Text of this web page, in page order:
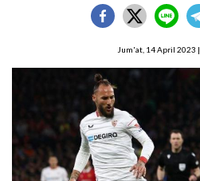
Jum'at, 14 April 2023